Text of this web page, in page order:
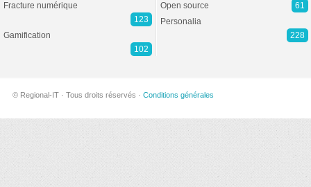
Fracture numérique
123
Gamification
102
Open source
61
Personalia
228
© Regional-IT · Tous droits réservés · Conditions générales